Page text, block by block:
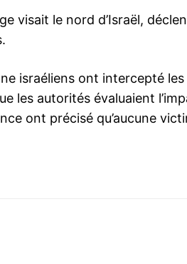
visait le nord d’Israël,
israéliens ont intercepté
les autorités évaluaient
ont précisé qu’aucune